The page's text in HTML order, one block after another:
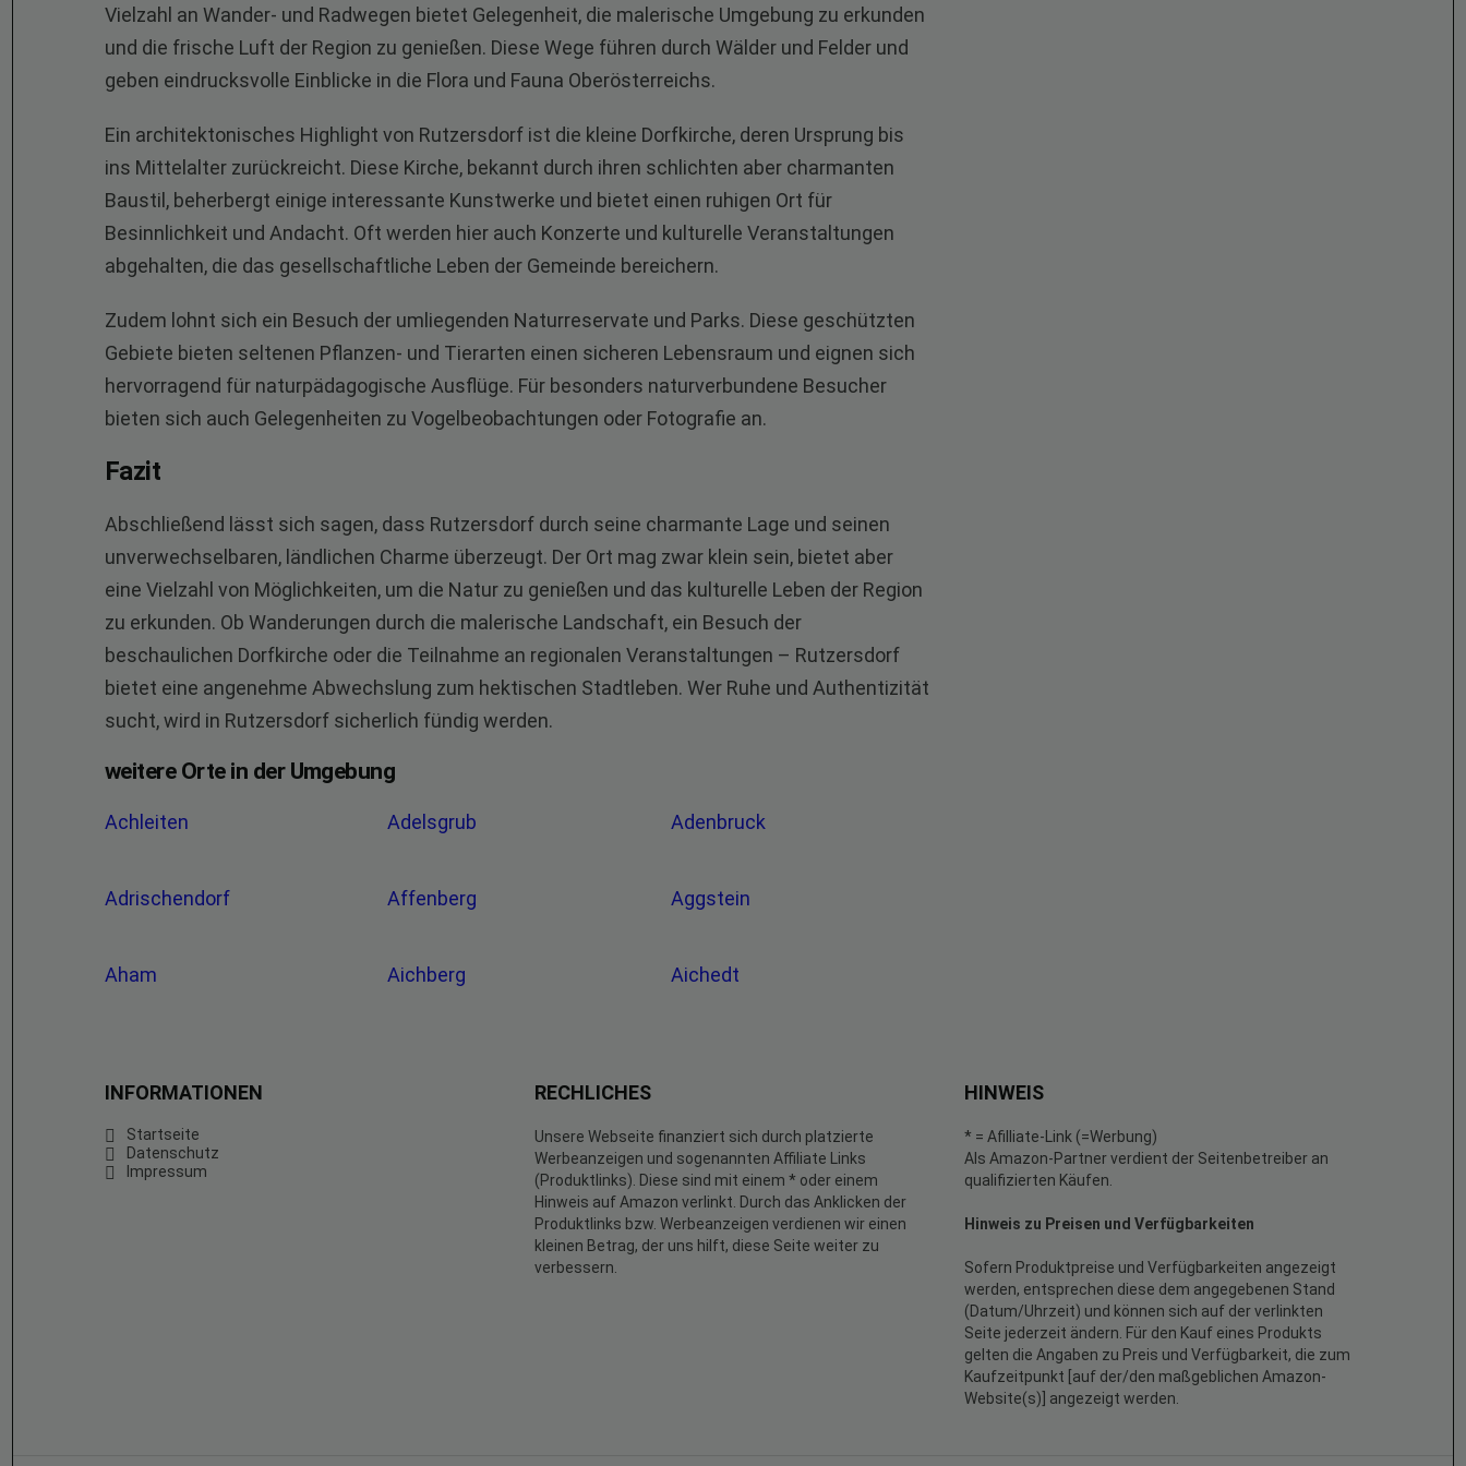
Vielzahl an Wander- und Radwegen bietet Gelegenheit, die malerische Umgebung zu erkunden
und die frische Luft der Region zu genießen. Diese Wege führen durch Wälder und Felder und
geben eindrucksvolle Einblicke in die Flora und Fauna Oberösterreichs.
Ein architektonisches Highlight von Rutzersdorf ist die kleine Dorfkirche, deren Ursprung bis
ins Mittelalter zurückreicht. Diese Kirche, bekannt durch ihren schlichten aber charmanten
Baustil, beherbergt einige interessante Kunstwerke und bietet einen ruhigen Ort für
Besinnlichkeit und Andacht. Oft werden hier auch Konzerte und kulturelle Veranstaltungen
abgehalten, die das gesellschaftliche Leben der Gemeinde bereichern.
Zudem lohnt sich ein Besuch der umliegenden Naturreservate und Parks. Diese geschützten
Gebiete bieten seltenen Pflanzen- und Tierarten einen sicheren Lebensraum und eignen sich
hervorragend für naturpädagogische Ausflüge. Für besonders naturverbundene Besucher
bieten sich auch Gelegenheiten zu Vogelbeobachtungen oder Fotografie an.
Fazit
Abschließend lässt sich sagen, dass Rutzersdorf durch seine charmante Lage und seinen
unverwechselbaren, ländlichen Charme überzeugt. Der Ort mag zwar klein sein, bietet aber
eine Vielzahl von Möglichkeiten, um die Natur zu genießen und das kulturelle Leben der Region
zu erkunden. Ob Wanderungen durch die malerische Landschaft, ein Besuch der
beschaulichen Dorfkirche oder die Teilnahme an regionalen Veranstaltungen – Rutzersdorf
bietet eine angenehme Abwechslung zum hektischen Stadtleben. Wer Ruhe und Authentizität
sucht, wird in Rutzersdorf sicherlich fündig werden.
weitere Orte in der Umgebung
Achleiten Adelsgrub Adenbruck
Adrischendorf Affenberg Aggstein
Aham Aichberg Aichedt
INFORMATIONEN
Startseite
Datenschutz
Impressum
RECHLICHES
Unsere Webseite finanziert sich durch platzierte
Werbeanzeigen und sogenannten Affiliate Links
(Produktlinks). Diese sind mit einem * oder einem
Hinweis auf Amazon verlinkt. Durch das Anklicken der
Produktlinks bzw. Werbeanzeigen verdienen wir einen
kleinen Betrag, der uns hilft, diese Seite weiter zu
verbessern.
HINWEIS
* = Afilliate-Link (=Werbung)
Als Amazon-Partner verdient der Seitenbetreiber an
qualifizierten Käufen.
Hinweis zu Preisen und Verfügbarkeiten
Sofern Produktpreise und Verfügbarkeiten angezeigt
werden, entsprechen diese dem angegebenen Stand
(Datum/Uhrzeit) und können sich auf der verlinkten
Seite jederzeit ändern. Für den Kauf eines Produkts
gelten die Angaben zu Preis und Verfügbarkeit, die zum
Kaufzeitpunkt [auf der/den maßgeblichen Amazon-
Website(s)] angezeigt werden.